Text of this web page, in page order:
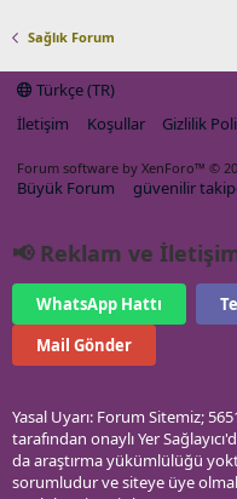
Sağlık Forum
Türkçe (TR)
İletişim
Koşullar Gizlilik
Forum software by XenForo™ ©
Büyük Forum güvenilir
📢 Reklam ve
WhatsApp Hattı
Mail Gönder
Yasal Uyarı: Forum Sitemiz;
tarafından onaylı Yer
da araştırma yükümlülüğü
sorumludur ve siteye üye